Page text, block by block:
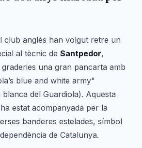
club anglès han volgut retre un
al tècnic de Santpedor,
una gran pancarta amb
blue and white army"
blanca del Guardiola). Aquesta
estat acompanyada per la
banderes estelades, símbol
de Catalunya.